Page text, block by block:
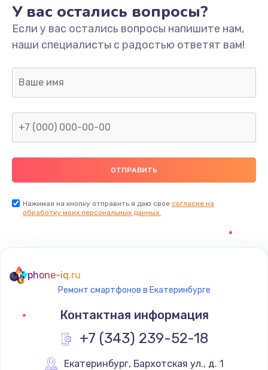
У вас остались вопросы?
Если у вас остались вопросы напишите нам,
наши специалисты с радостью ответят вам!
Нажимая на кнопку отправить я даю свое согласие на
обработку моих персональных данных.
phone-iq.ru
Ремонт смартфонов в Екатеринбурге
Контактная информация
+7 (343) 239-52-18
Екатеринбург, Бархотская ул., д. 1